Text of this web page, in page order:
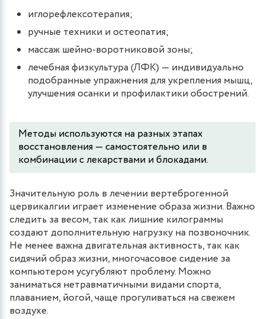
иглорефлексотерапия;
ручные техники и остеопатия;
массаж шейно-воротниковой зоны;
лечебная физкультура (ЛФК) — индивидуально
подобранные упражнения для укрепления мышц,
улучшения осанки и профилактики обострений.
Методы используются на разных этапах
восстановления — самостоятельно или в
комбинации с лекарствами и блокадами.
Значительную роль в лечении вертеброгенной
цервикалгии играет изменение образа жизни. Важно
следить за весом, так как лишние килограммы
создают дополнительную нагрузку на позвоночник.
Не менее важна двигательная активность, так как
сидячий образ жизни, многочасовое сидение за
компьютером усугубляют проблему. Можно
заниматься нетравматичными видами спорта,
плаванием, йогой, чаще прогуливаться на свежем
воздухе.